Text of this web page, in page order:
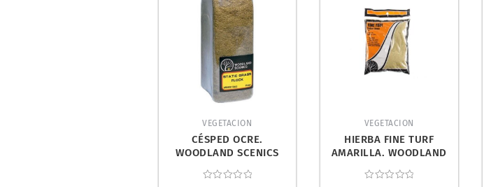
VEGETACION
CÉSPED OCRE.
WOODLAND SCENICS
VEGETACION
HIERBA FINE TURF
AMARILLA. WOODLAND